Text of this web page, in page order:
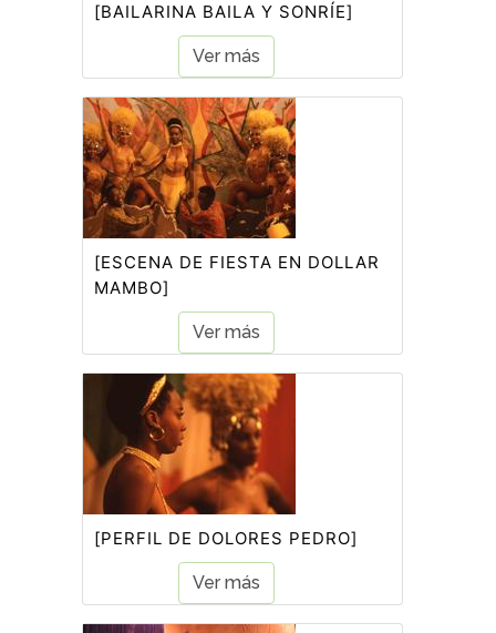
[BAILARINA BAILA Y SONRÍE]
Ver más
[ESCENA DE FIESTA EN DOLLAR
MAMBO]
Ver más
[PERFIL DE DOLORES PEDRO]
Ver más